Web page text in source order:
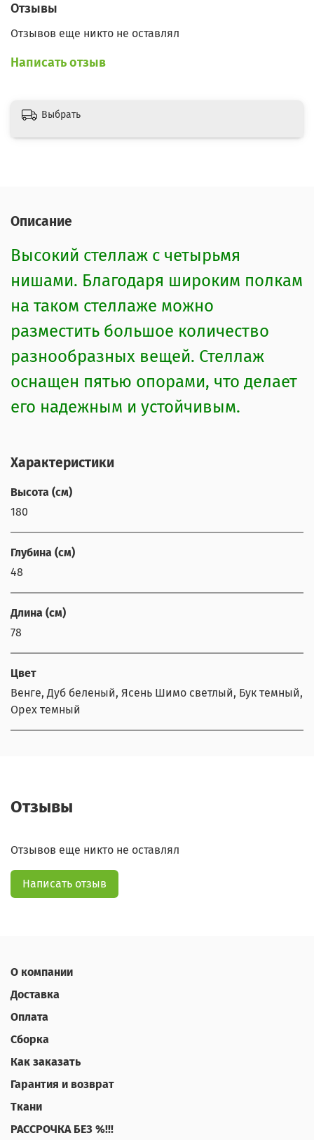
Отзывы
Отзывов еще никто не оставлял
Написать отзыв
Выбрать
Описание
Высокий стеллаж с четырьмя
нишами. Благодаря широким полкам
на таком стеллаже можно
разместить большое количество
разнообразных вещей. Стеллаж
оснащен пятью опорами, что делает
его надежным и устойчивым.
Характеристики
Высота (см)
180
Глубина (см)
48
Длина (см)
78
Цвет
Венге, Дуб беленый, Ясень Шимо светлый, Бук темный,
Орех темный
Отзывы
Отзывов еще никто не оставлял
Написать отзыв
О компании
Доставка
Оплата
Сборка
Как заказать
Гарантия и возврат
Ткани
РАССРОЧКА БЕЗ %!!!